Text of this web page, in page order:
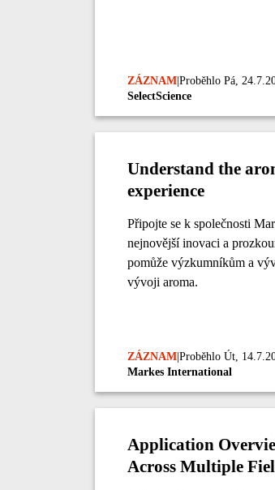
ZÁZNAM Proběhlo Pá,
SelectScience
Understand the
experience
Připojte se k společnosti
nejnovější inovaci a
pomůže výzkumníkům a
vývoji aroma.
ZÁZNAM Proběhlo Út,
Markes International
Application
Across Multiple